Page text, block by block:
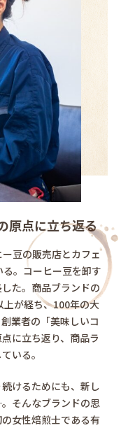
原点に立ち返る
豆の販売店とカフェ
。コーヒー豆を卸す
た。商品ブランドの
が経ち、100年の大
業者の「美味しいコ
に立ち返り、商品ラ
いる。
けるためにも、新し
そんなブランドの思
女性焙煎士である有